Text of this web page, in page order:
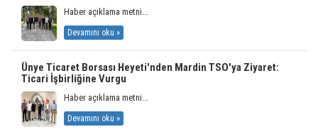
Haber açıklama metni...
Devamını oku »
Ünye Ticaret Borsası Heyeti'nden Mardin TSO'ya Ziyaret:
Ticari İşbirliğine Vurgu
Haber açıklama metni...
Devamını oku »